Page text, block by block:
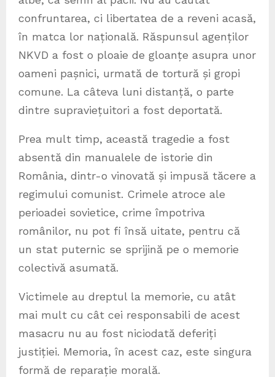
confruntarea, ci libertatea de a reveni acasă,
în matca lor națională. Răspunsul agenților
NKVD a fost o ploaie de gloanțe asupra unor
oameni pașnici, urmată de tortură și gropi
comune. La câteva luni distanță, o parte
dintre supraviețuitori a fost deportată.
Prea mult timp, această tragedie a fost
absentă din manualele de istorie din
România, dintr-o vinovată și impusă tăcere a
regimului comunist. Crimele atroce ale
perioadei sovietice, crime împotriva
românilor, nu pot fi însă uitate, pentru că
un stat puternic se sprijină pe o memorie
colectivă asumată.
Victimele au dreptul la memorie, cu atât
mai mult cu cât cei responsabili de acest
masacru nu au fost niciodată deferiți
justiției. Memoria, în acest caz, este singura
formă de reparație morală.